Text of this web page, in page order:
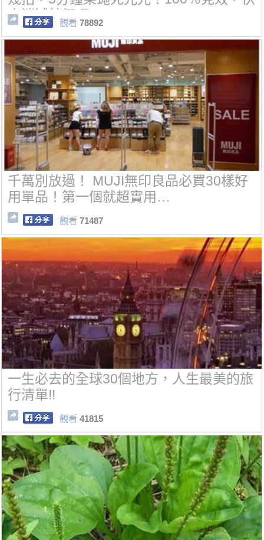
來消滅牠們吧~
觀看 78892
千萬別放過！ MUJI無印良品必買30樣好
用單品！第一個就超實用…
觀看 71487
一生必去的全球30個地方，人生最美的旅
行清單!!
觀看 41815